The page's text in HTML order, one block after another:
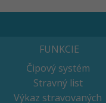
FUNKCIE
Čipový systém
Stravný list
Výkaz stravovaných